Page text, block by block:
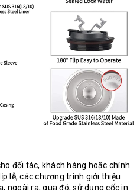
đối tác, khách hàng hoặc chính
lễ, các chương trình giới thiệu
ngoài ra, qua đó, sử dụng cốc in